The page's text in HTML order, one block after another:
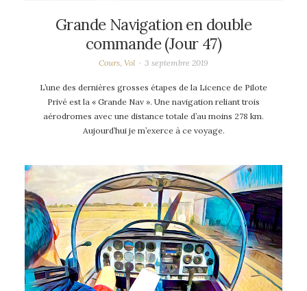
Grande Navigation en double
commande (Jour 47)
Cours,Vol 3 septembre 2019
L’une des dernières grosses étapes de la Licence de Pilote
Privé est la « Grande Nav ». Une navigation reliant trois
aérodromes avec une distance totale d’au moins 278 km.
Aujourd’hui je m’exerce à ce voyage.